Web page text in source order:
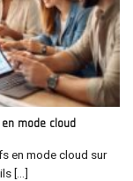
mode cloud
en mode cloud sur
[...]